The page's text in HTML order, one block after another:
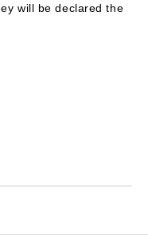
will be declared the